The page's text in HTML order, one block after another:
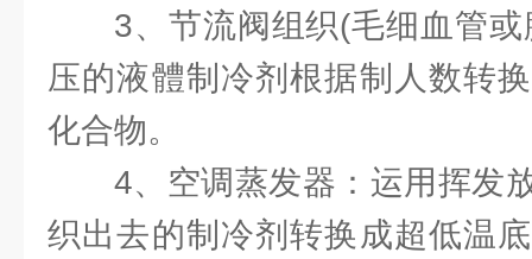
3、节流阀组织(毛细血管
压的液體制冷剂根据制人数转
化合物。
4、空调蒸发器：运用挥发
织出去的制冷剂转换成超低温